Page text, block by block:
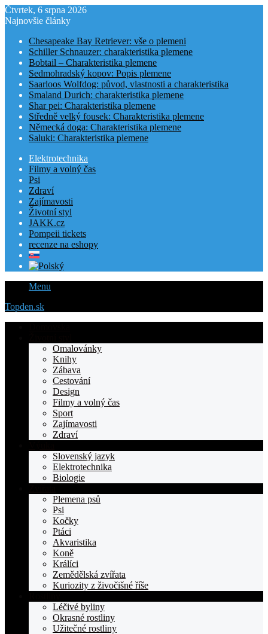
Čtvrtek, 6 srpna 2026
Najnovšie články
Chesapeake Bay Retriever: vše o plemeni
Schiller Schnauzer: charakteristika plemene
Bobtail – Charakteristika plemene
Sedmohradský kopov: Popis plemene
Saarloos Wolfdog: původ, vlastnosti a charakteristika
Smaland Durich: charakteristika plemene
Shar pei: Charakteristika plemene
Středně velký fousek: Charakteristika plemene
Německá doga: Charakteristika plemene
Saluki: Charakteristika plemene
Elektrotechnika
Filmy a volný čas
Psi
Zdraví
Zajímavosti
Životní styl
JAKK.cz
Pompeii tickets
recenze na eshopy
Menu
Topden.sk
Omalovánky
Knihy
Zábava
Cestování
Design
Filmy a volný čas
Sport
Zajímavosti
Zdraví
Slovenský jazyk
Elektrotechnika
Biologie
Plemena psů
Psi
Kočky
Ptáci
Akvaristika
Koně
Králíci
Zemědělská zvířata
Kuriozity z živočišné říše
Léčivé byliny
Okrasné rostliny
Užitečné rostliny